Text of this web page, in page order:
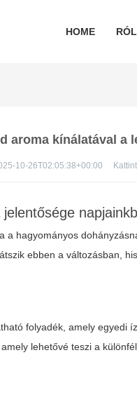
HOME
aroma kínálatával a
10-26T02:05:38+00:00
jelentősége
a hagyományos
ebben a változásban,
folyadék, amely egyedi
lehetővé teszi a